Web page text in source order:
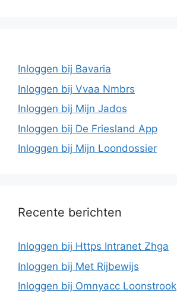
Inloggen bij Bavaria
Inloggen bij Vvaa Nmbrs
Inloggen bij Mijn Jados
Inloggen bij De Friesland App
Inloggen bij Mijn Loondossier
Recente berichten
Inloggen bij Https Intranet Zhga
Inloggen bij Met Rijbewijs
Inloggen bij Omnyacc Loonstrook